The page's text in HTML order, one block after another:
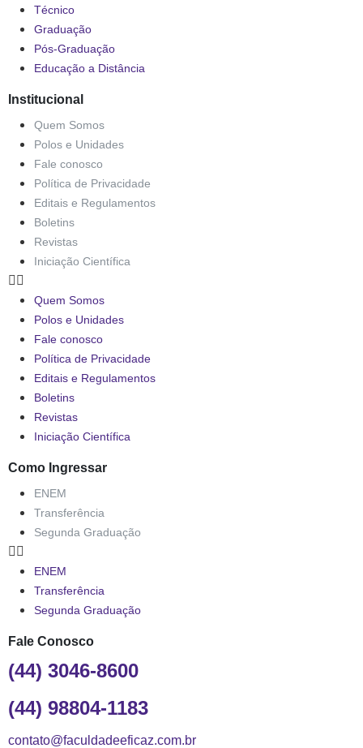
Técnico
Graduação
Pós-Graduação
Educação a Distância
Institucional
Quem Somos
Polos e Unidades
Fale conosco
Política de Privacidade
Editais e Regulamentos
Boletins
Revistas
Iniciação Científica
Quem Somos
Polos e Unidades
Fale conosco
Política de Privacidade
Editais e Regulamentos
Boletins
Revistas
Iniciação Científica
Como Ingressar
ENEM
Transferência
Segunda Graduação
ENEM
Transferência
Segunda Graduação
Fale Conosco
(44) 3046-8600
(44) 98804-1183
contato@faculdadeeficaz.com.br